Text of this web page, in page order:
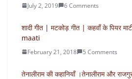
July 2, 2019 6 Comments
शादी गीत | मटकोड़ गीत | कहवाँ के पियर
maati
February 21, 2018 5 Comments
तेनालीराम की कहानियाँ ।तेनालीराम और